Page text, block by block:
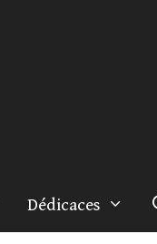
Dédicaces